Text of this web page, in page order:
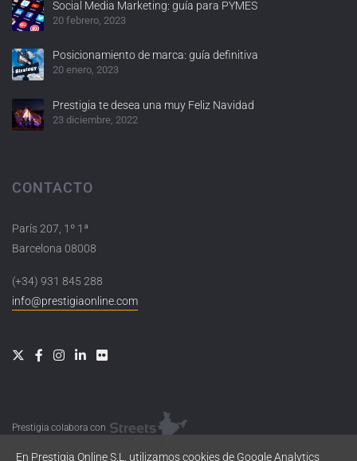
Social Media Marketing: guía para PYMES
20 febrero, 2023
Posicionamiento de marca: guía definitiva
20 enero, 2023
Prestigia te desea una muy Feliz Navidad
23 diciembre, 2022
CONTACTO
París 207, 1º 1ª
Barcelona 08008
(+34) 931 845 288
info@prestigiaonline.com
Prestigia colabora con
En Prestigia Online S.L. utilizamos cookies de Google Analytics